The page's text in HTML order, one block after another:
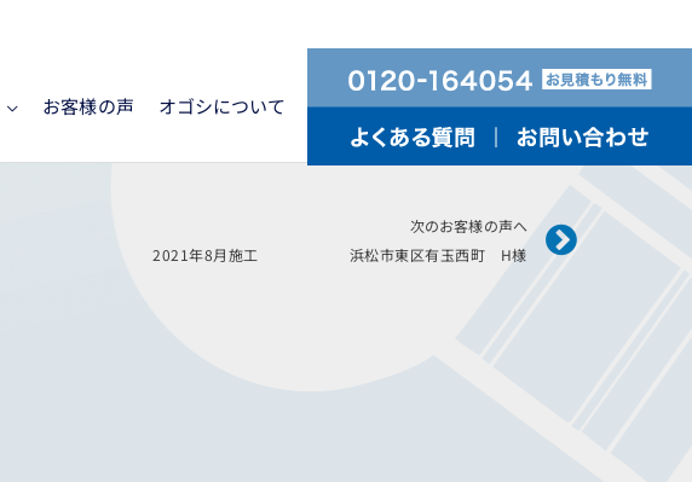
お客様の声 オゴシについて
次のお客様の声へ
2021年8月施工 浜松市東区有玉西町 H様
Next